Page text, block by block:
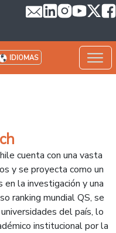
IDIOMAS
cuenta con una vasta
y se proyecta como un
la investigación y una
ranking mundial QS, se
del país, lo
institucional por la